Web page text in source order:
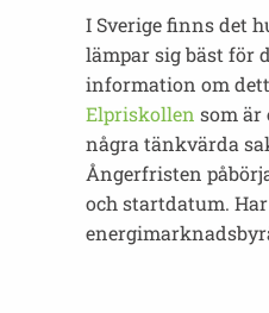
I Sverige finns det
lämpar sig bäst för
information om
Elpriskollen som är
några tänkvärda
Ångerfristen
och startdatum.